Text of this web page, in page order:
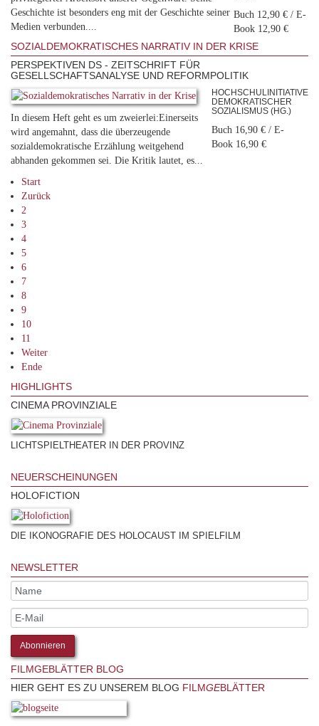
Geschichte ist besonders eng mit der Geschichte seiner
Medien verbunden....
Buch 12,90 € / E-
Book 12,90 €
SOZIALDEMOKRATISCHES NARRATIV IN DER KRISE
PERSPEKTIVEN DS - ZEITSCHRIFT FÜR
GESELLSCHAFTSANALYSE UND REFORMPOLITIK
In diesem Heft geht es um zweierlei:Einerseits
wird angemahnt, dass die überzeugende
sozialdemokratische Erzählung weitgehend
abhanden gekommen sei. Die Kritik lautet, es...
HOCHSCHULINITIATIVE
DEMOKRATISCHER
SOZIALISMUS (HG.)
Buch 16,90 € / E-
Book 16,90 €
Start
Zurück
2
3
4
5
6
7
8
9
10
11
Weiter
Ende
HIGHLIGHTS
CINEMA PROVINZIALE
LICHTSPIELTHEATER IN DER PROVINZ
NEUERSCHEINUNGEN
HOLOFICTION
DIE IKONOGRAFIE DES HOLOCAUST IM SPIELFILM
NEWSLETTER
FILMGEBLÄTTER BLOG
HIER GEHT ES ZU UNSEREM BLOG FILMGEBLÄTTER